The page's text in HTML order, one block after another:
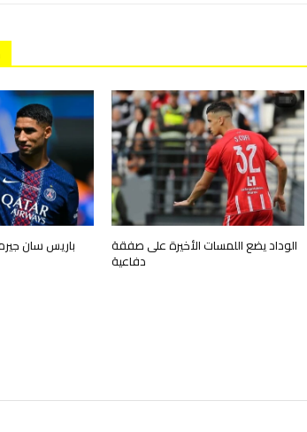
الوداد يضع اللمسات الأخيرة على صفقة
دفاعية
باريس سان